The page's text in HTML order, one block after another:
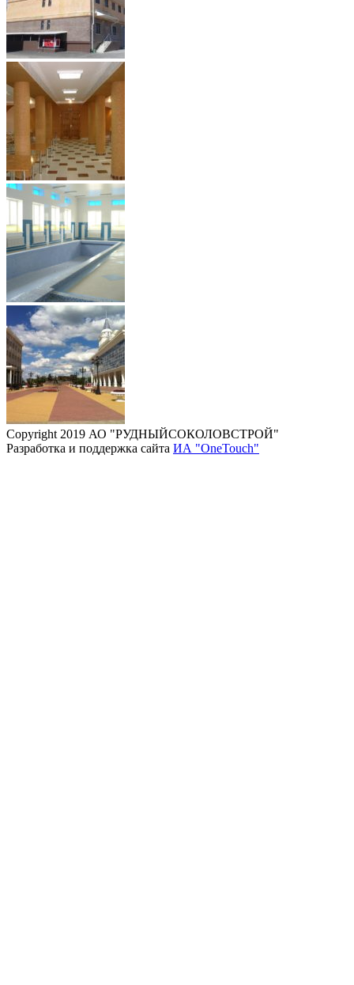
Copyright 2019 АО "РУДНЫЙСОКОЛОВСТРОЙ"
Разработка и поддержка сайта ИА "OneTouch"